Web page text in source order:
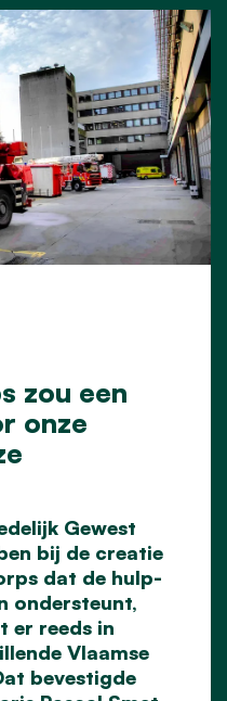
zou een
onze
Gewest
bij de creatie
dat de hulp-
ondersteunt,
er reeds in
Vlaamse
bevestigde